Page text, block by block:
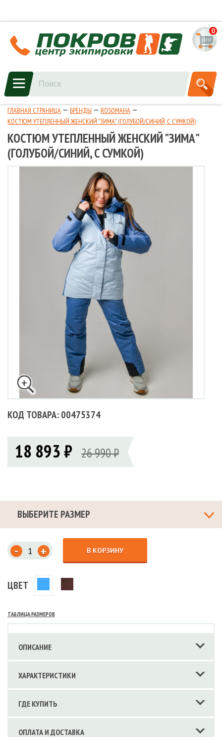
0
ГЛАВНАЯ СТРАНИЦА БРЕНДЫ
ROSOMAHA
КОСТЮМ УТЕПЛЕННЫЙ ЖЕНСКИЙ "ЗИМА" (ГОЛУБОЙ/СИНИЙ, С СУМКОЙ)
КОСТЮМ УТЕПЛЕННЫЙ ЖЕНСКИЙ "ЗИМА"
(ГОЛУБОЙ/СИНИЙ, С СУМКОЙ)
КОД ТОВАРА: 00475374
18 893 ₽ 26 990 ₽
ВЫБЕРИТЕ РАЗМЕР
- + В КОРЗИНУ
ЦВЕТ
ТАБЛИЦА РАЗМЕРОВ
ОПИСАНИЕ
ХАРАКТЕРИСТИКИ
ГДЕ КУПИТЬ
ОПЛАТА И ДОСТАВКА